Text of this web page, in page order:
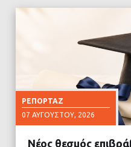
ΡΕΠΟΡΤΆΖ
07 ΑΥΓΟΎΣΤΟΥ, 2026
Νέος θεσμός